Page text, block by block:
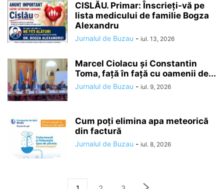
CISLĂU. Primar: Înscrieți-vă pe
lista medicului de familie Bogza
Alexandru
Jurnalul de Buzau - iul. 13, 2026
Marcel Ciolacu și Constantin
Toma, față în față cu oamenii de...
Jurnalul de Buzau - iul. 9, 2026
Cum poți elimina apa meteorică
din factură
Jurnalul de Buzau - iul. 8, 2026